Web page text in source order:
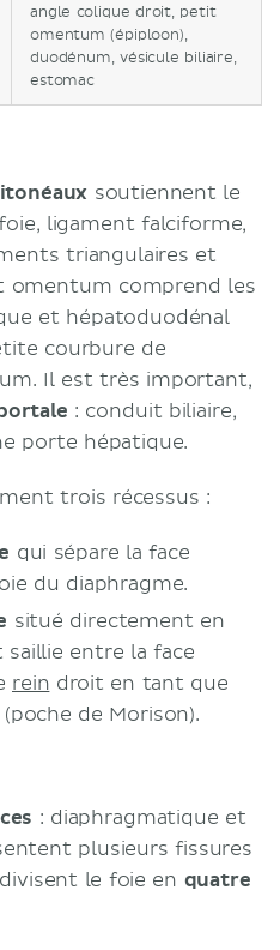
angle colique droit, petit
omentum (épiploon),
duodénum, ​​vésicule biliaire,
estomac
soutiennent le
ligament falciforme,
triangulaires et
comprend les
et hépatoduodénal
courbure de
Il est très important,
: conduit biliaire,
porte hépatique.
trois récessus :
qui sépare la face
du diaphragme.
situé directement en
entre la face
rein droit en tant que
de Morison).
: diaphragmatique et
plusieurs fissures
le foie en quatre